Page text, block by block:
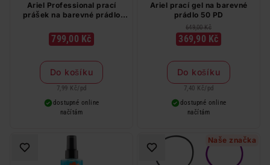
Ariel Professional prací
prášek na barevné prádlo
799,00 Kč
Do košíku
7,99 Kč/ pd
dostupné online
načítám
Ariel prací gel na barevné
prádlo 50 PD
649,00 Kč
369,90 Kč
Do košíku
7,40 Kč/ pd
dostupné online
načítám
Naše značka